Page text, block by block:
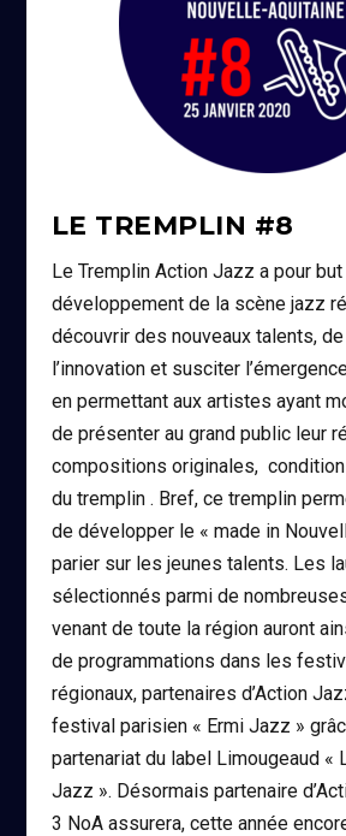
LE TREMPLIN #8
Le Tremplin Action Jazz a pour but
développement de la scène jazz
découvrir des nouveaux talents,
l’innovation et susciter
en permettant aux artistes ayant
de présenter au grand public leur
compositions originales,
du tremplin . Bref, ce tremplin
de développer le « made in
parier sur les jeunes talents. Les
sélectionnés parmi de
venant de toute la région auront
de programmations dans les
régionaux, partenaires d’Action
festival parisien « Ermi Jazz »
partenariat du label Limougeaud «
Jazz ». Désormais partenaire
3 NoA assurera, cette année